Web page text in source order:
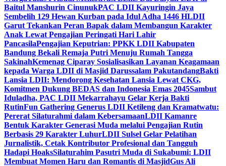
Baitul Manshurin CinunukPAC LDII Kayuringin Jaya
Sembelih 129 Hewan Kurban pada Idul Adha 1446 HLDII
Garut Tekankan Peran Bapak dalam Membangun Karakter
Anak Lewat Pengajian Peringati Hari Lahir
PancasilaPengajian Keputrian: PPKK LDII Kabupaten
Bandung Bekali Remaja Putri Menuju Rumah Tangga
SakinahKemenag Ciparay Sosialisasikan Layanan Keagamaan
kepada Warga LDII di Masjid Darussalam PakutandangBakti
Lansia LDII: Mendorong Kesehatan Lansia Lewat CKG,
Komitmen Dukung BEDAS dan Indonesia Emas 2045Sambut
Iduladha, PAC LDII Mekarrahayu Gelar Kerja Bakti
RutinFun Gathering Generus LDII Ketileng dan Kramatwatu:
Pererat Silaturahmi dalam KebersamaanLDII Kamanre
Bentuk Karakter Generasi Muda melalui Pengajian Rutin
Berbasis 29 Karakter LuhurLDII Sulsel Gelar Pelatihan
Jurnalistik, Cetak Kontributor Profesional dan Tangguh
Hadapi HoaksSilaturahim Pasutri Muda di Sukabumi: LDII
Membuat Momen Haru dan Romantis di MasjidGus Ali